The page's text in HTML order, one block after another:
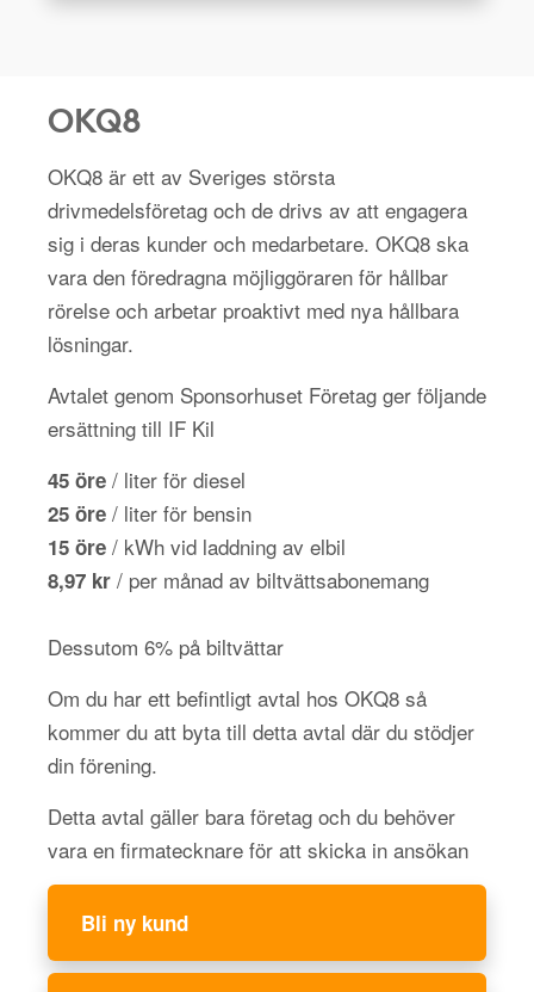
OKQ8
OKQ8 är ett av Sveriges största
drivmedelsföretag och de drivs av att engagera
sig i deras kunder och medarbetare. OKQ8 ska
vara den föredragna möjliggöraren för hållbar
rörelse och arbetar proaktivt med nya hållbara
lösningar.
Avtalet genom Sponsorhuset Företag ger följande
ersättning till IF Kil
45 öre / liter för diesel
25 öre / liter för bensin
15 öre / kWh vid laddning av elbil
8,97 kr / per månad av biltvättsabonemang
Dessutom 6% på biltvättar
Om du har ett befintligt avtal hos OKQ8 så
kommer du att byta till detta avtal där du stödjer
din förening.
Detta avtal gäller bara företag och du behöver
vara en firmatecknare för att skicka in ansökan
Bli ny kund